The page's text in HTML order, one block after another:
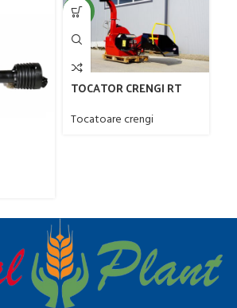
NEW
TOCATOR CRENGI RT
Tocatoare crengi